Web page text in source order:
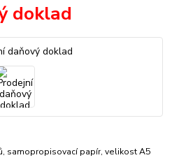
doklad
samopropisovací papír, velikost A5